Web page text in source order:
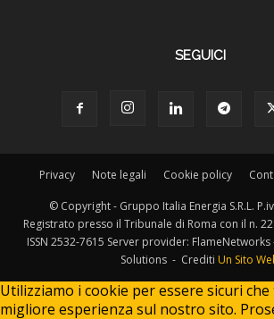
SEGUICI
Privacy Note legali Cookie policy
© Copyright - Gruppo Italia Energia S.R.L.
Registrato presso il Tribunale di Roma con il n.
ISSN 2532-7615 Server provider:
Solutions - Crediti Un Sito
Utilizziamo i cookie per essere sicuri
migliore esperienza sul nostro sito.